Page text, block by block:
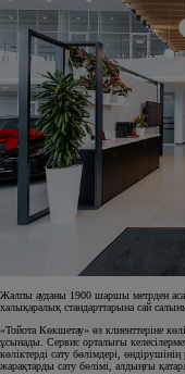
Жалпы ауданы 1900 шаршы метрден
халықаралық стандарттарына сай
«Тойота Көкшетау» өз клиенттеріне
ұсынады. Сервис орталығы
көліктерді сату бөлімдері,
жарақтарды сату бөлімі, алдыңғы